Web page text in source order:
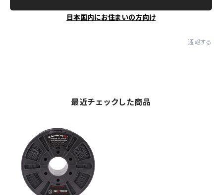
日本国内にお住まいの方向け
通報する
最近チェックした商品